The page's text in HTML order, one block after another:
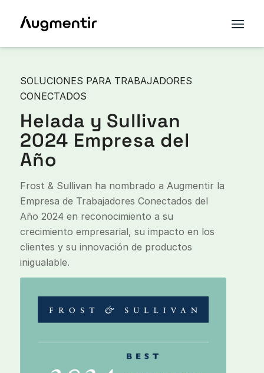
SOLUCIONES PARA TRABAJADORES
CONECTADOS
Helada y Sullivan
2024 Empresa del
Año
Frost & Sullivan ha nombrado a Augmentir la
Empresa de Trabajadores Conectados del
Año 2024 en reconocimiento a su
crecimiento empresarial, su impacto en los
clientes y su innovación de productos
inigualable.